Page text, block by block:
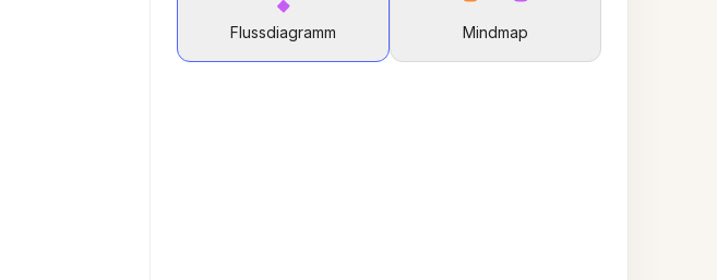
Flussdiagramm Mindmap